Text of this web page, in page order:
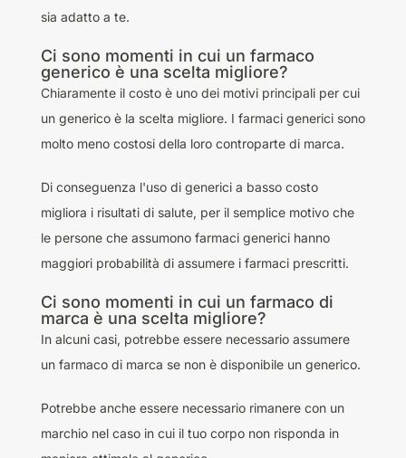
sia adatto a te.
Ci sono momenti in cui un farmaco
generico è una scelta migliore?
Chiaramente il costo è uno dei motivi principali per cui
un generico è la scelta migliore. I farmaci generici sono
molto meno costosi della loro controparte di marca.
Di conseguenza l'uso di generici a basso costo
migliora i risultati di salute, per il semplice motivo che
le persone che assumono farmaci generici hanno
maggiori probabilità di assumere i farmaci prescritti.
Ci sono momenti in cui un farmaco di
marca è una scelta migliore?
In alcuni casi, potrebbe essere necessario assumere
un farmaco di marca se non è disponibile un generico.
Potrebbe anche essere necessario rimanere con un
marchio nel caso in cui il tuo corpo non risponda in